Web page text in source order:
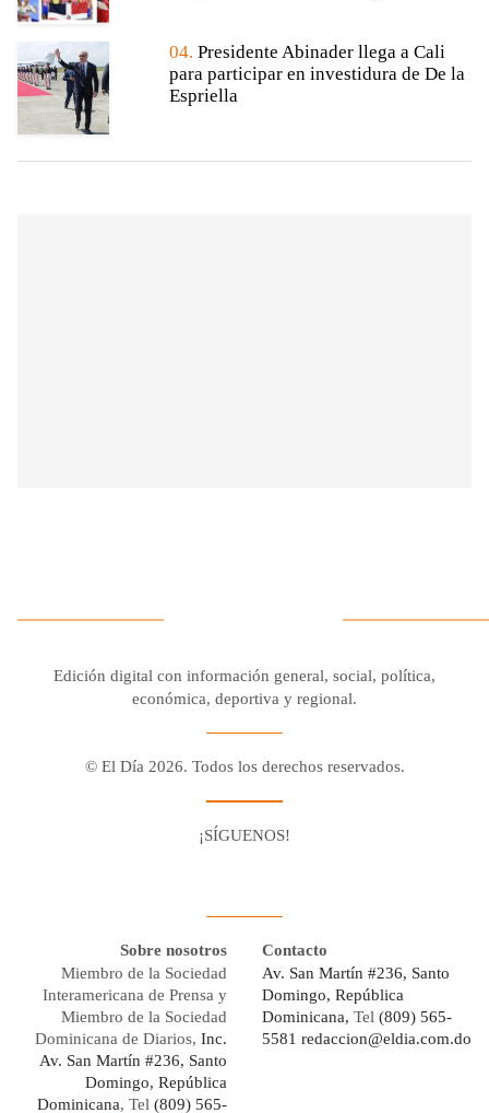
04. Presidente Abinader llega a Cali
para participar en investidura de De la
Espriella
Edición digital con información general, social, política,
económica, deportiva y regional.
© El Día 2026. Todos los derechos reservados.
¡SÍGUENOS!
Sobre nosotros
Miembro de la Sociedad
Interamericana de Prensa y
Miembro de la Sociedad
Dominicana de Diarios, Inc.
Av. San Martín #236, Santo
Domingo, República
Dominicana, Tel (809) 565-
Contacto
Av. San Martín #236, Santo
Domingo, República
Dominicana, Tel (809) 565-
5581 redaccion@eldia.com.do